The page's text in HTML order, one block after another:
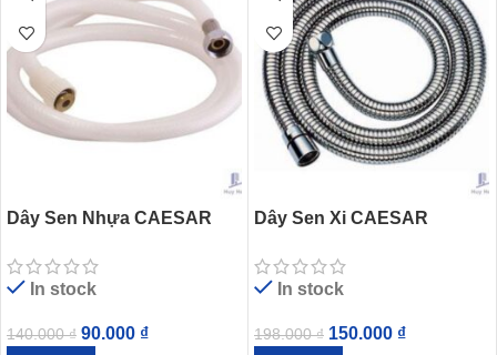
Dây Sen Nhựa CAESAR
In stock
140.000₫ 90.000 ₫
Dây Sen Xi CAESAR
In stock
198.000₫ 150.000 ₫